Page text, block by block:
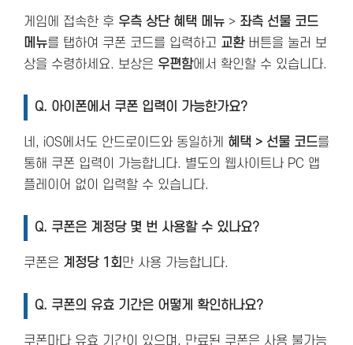
게임에 접속한 후 우측 상단 혜택 메뉴 > 좌측 선물 코드
메뉴를 탭하여 쿠폰 코드를 입력하고 교환버튼을 눌러 보
상을 수령하세요. 보상은 우편함에서 확인할 수 있습니다.
Q. 아이폰에서 쿠폰 입력이 가능한가요?
네, iOS에서도 안드로이드와 동일하게 혜택 > 선물 코드를
통해 쿠폰 입력이 가능합니다. 별도의 웹사이트나 PC 앱
플레이어 없이 입력할 수 있습니다.
Q. 쿠폰은 계정당 몇 번 사용할 수 있나요?
쿠폰은 계정당 1회만 사용 가능합니다.
Q. 쿠폰의 유효 기간은 어떻게 확인하나요?
쿠폰마다 유효 기간이 있으며, 만료된 쿠폰은 사용 불가능